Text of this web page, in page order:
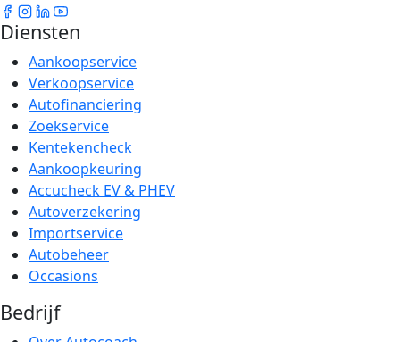
Diensten
Aankoopservice
Verkoopservice
Autofinanciering
Zoekservice
Kentekencheck
Aankoopkeuring
Accucheck EV & PHEV
Autoverzekering
Importservice
Autobeheer
Occasions
Bedrijf